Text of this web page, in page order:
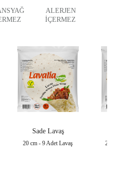
ALERJEN
İÇERMEZ
Sade Lavaş
20 cm - 9 Adet Lavaş 20